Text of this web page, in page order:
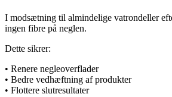
I modsætning til almindelige vatrondeller
ingen fibre på neglen.
Dette sikrer:
• Renere negleoverflader
• Bedre vedhæftning af produkter
• Flottere slutresultater